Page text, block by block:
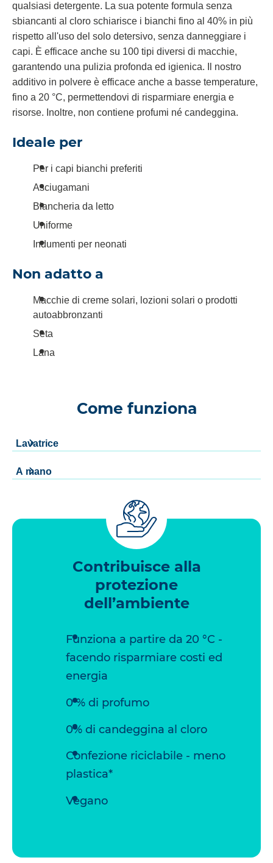
qualsiasi detergente. La sua potente formula senza
sbiancanti al cloro schiarisce i bianchi fino al 40% in più
rispetto all'uso del solo detersivo, senza danneggiare i
capi. È efficace anche su 100 tipi diversi di macchie,
garantendo una pulizia profonda ed igienica. Il nostro
additivo in polvere è efficace anche a basse temperature,
fino a 20 °C, permettendovi di risparmiare energia e
risorse. Inoltre, non contiene profumi né candeggina.
Ideale per
Per i capi bianchi preferiti
Asciugamani
Biancheria da letto
Uniforme
Indumenti per neonati
Non adatto a
Macchie di creme solari, lozioni solari o prodotti
autoabbronzanti
Seta
Lana
Come funziona
Lavatrice
A mano
Contribuisce alla
protezione
dell’ambiente
Funziona a partire da 20 °C -
facendo risparmiare costi ed
energia
0 % di profumo
0% di candeggina al cloro
Confezione riciclabile - meno
plastica*
Vegano